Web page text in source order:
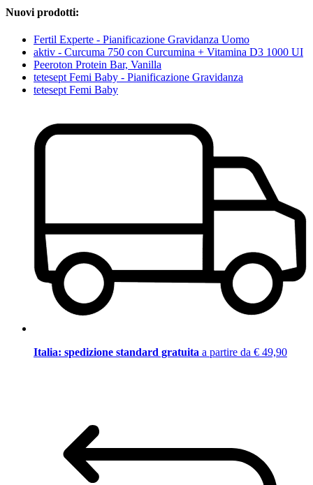
Nuovi prodotti:
Fertil Experte - Pianificazione Gravidanza Uomo
aktiv - Curcuma 750 con Curcumina + Vitamina D3 1000 UI
Peeroton Protein Bar, Vanilla
tetesept Femi Baby - Pianificazione Gravidanza
tetesept Femi Baby
Italia: spedizione standard gratuita a partire da € 49,90